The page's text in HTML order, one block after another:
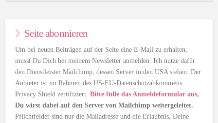
Seite abonnieren
Um bei neuen Beiträgen auf der Seite eine E-Mail zu erhalten,
musst Du Dich bei meinem Newsletter anmelden. Ich nutze dafür
den Dienstleister Mailchimp, dessen Server in den USA stehen. Der
Anbieter ist im Rahmen des US-EU-Datenschutzabkommens
Privacy Shield zertifiziert.Bitte fülle das Anmeldeformular aus,
Du wirst dabei auf den Server von Mailchimp weitergeleitet.
Pflichtfelder sind nur die Mailadresse und die Erlaubnis, Deine